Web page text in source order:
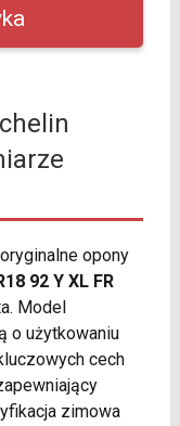
opony
92 Y XL FR
Model
o użytkowaniu
cech
zimowa